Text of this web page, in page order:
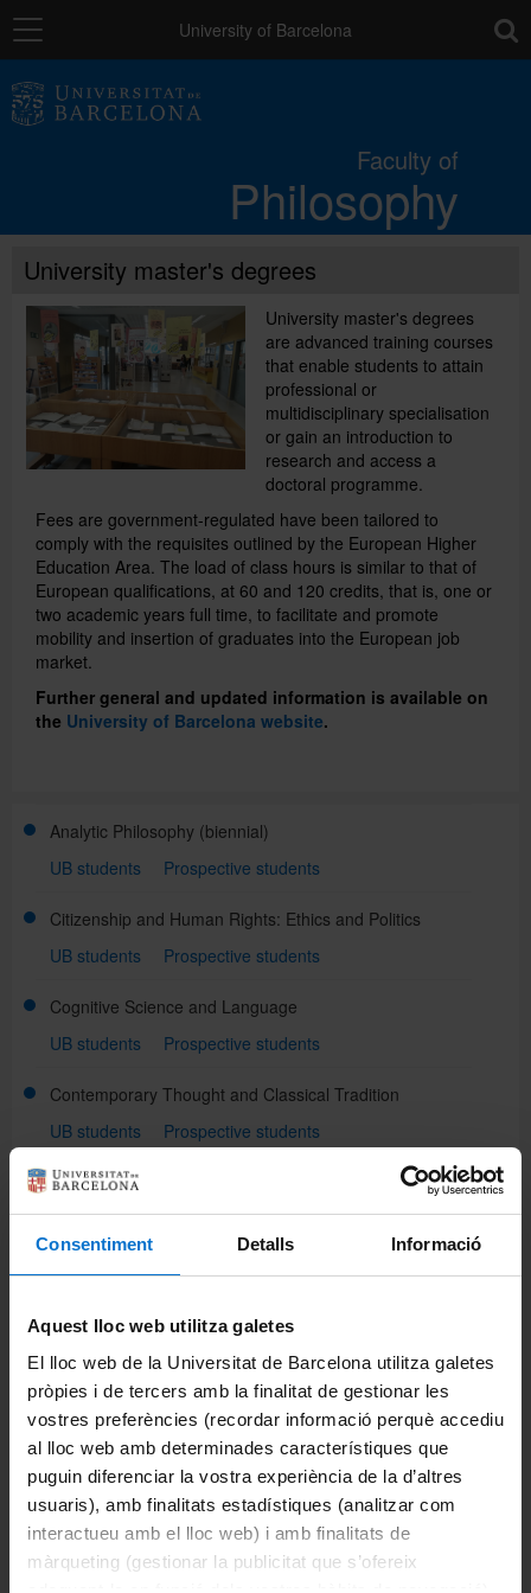
Consentiment Detalls Informació
Aquest lloc web utilitza galetes
El lloc web de la Universitat de Barcelona utilitza galetes
pròpies i de tercers amb la finalitat de gestionar les
vostres preferències (recordar informació perquè accediu
al lloc web amb determinades característiques que
puguin diferenciar la vostra experiència de la d’altres
usuaris), amb finalitats estadístiques (analitzar com
interactueu amb el lloc web) i amb finalitats de
màrqueting (gestionar la publicitat que s’ofereix
Navigation University of Barcelona
Faculty of
Philosophy
Studies
Research and innovation
Services
Mobility
External relations
Directory
University master's degrees
University master's degrees
are advanced training courses
that enable students to attain
professional or
multidisciplinary specialisation
or gain an introduction to
research and access a
doctoral programme.
Fees are government-regulated have been tailored to
comply with the requisites outlined by the European Higher
Education Area. The load of class hours is similar to that of
European qualifications, at 60 and 120 credits, that is, one or
two academic years full time, to facilitate and promote
mobility and insertion of graduates into the European job
market.
Further general and updated information is available on
the University of Barcelona website.
Analytic Philosophy (biennial)
UB students
Prospective students
Citizenship and Human Rights: Ethics and Politics
UB students
Prospective students
Cognitive Science and Language
UB students
Prospective students
Contemporary Thought and Classical Tradition
UB students
Prospective students
History of Science: History, Heritage and Scientific
UB students
Prospective students
Pure and Applied Logic (biennial)
UB students
Prospective students
Share:
Portals and intranets